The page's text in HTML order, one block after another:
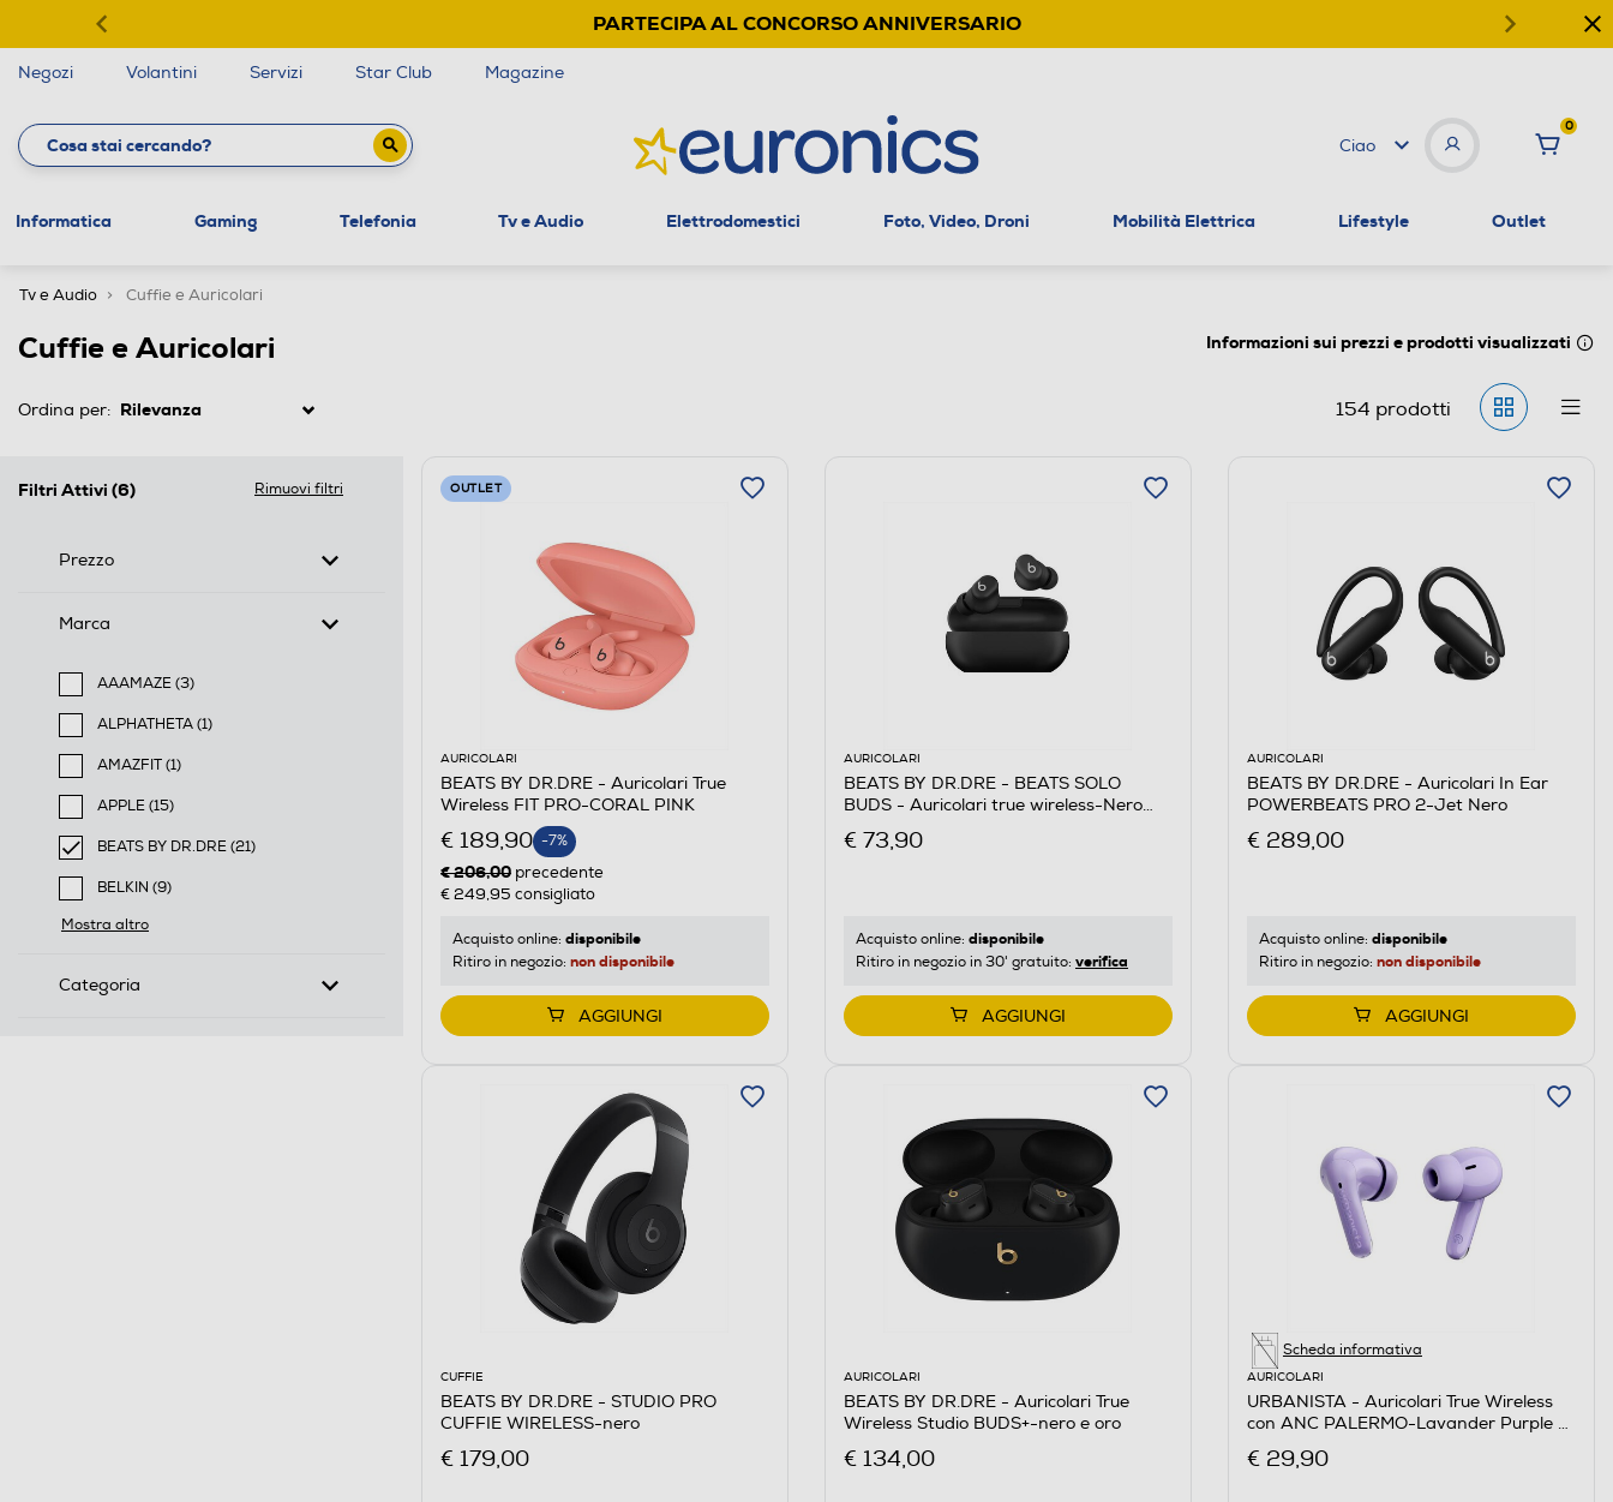
PARTECIPA AL CONCORSO ANNIVERSARIO
Negozi Volantini Servizi Star Club Magazine
Ciao
0
Informatica Gaming Telefonia Tv e Audio Elettrodomestici Foto, Video, Droni Mobilità Elettrica Lifestyle Outlet
Tv e Audio Cuffie e Auricolari
Cuffie e Auricolari Informazioni sui prezzi e prodotti visualizzati
Ordina per: 154 prodotti
Filtri Attivi (6) Rimuovi filtri
Prezzo
Marca
AAAMAZE (3)
Filtra per Marca: AAAMAZE
ALPHATHETA (1)
Filtra per Marca: ALPHATHETA
AMAZFIT (1)
Filtra per Marca: AMAZFIT
APPLE (15)
Filtra per Marca: APPLE
BEATS BY DR.DRE (21)
selected Filtro applicato per Marca: BEATS BY DR.DRE
BELKIN (9)
Filtra per Marca: BELKIN
Mostra altro
Categoria
OUTLET
AURICOLARI
BEATS BY DR.DRE - Auricolari True
Wireless FIT PRO-CORAL PINK
€ 189,90 -7%
€ 206,00 precedente
€ 249,95 consigliato
Acquisto online: disponibile
Ritiro in negozio: non disponibile
AGGIUNGI
AURICOLARI
BEATS BY DR.DRE - BEATS SOLO
BUDS - Auricolari true wireless-Nero
€ 73,90
Acquisto online: disponibile
Ritiro in negozio in 30' gratuito: verifica
AGGIUNGI
AURICOLARI
BEATS BY DR.DRE - Auricolari In Ear
POWERBEATS PRO 2-Jet Nero
€ 289,00
Acquisto online: disponibile
Ritiro in negozio: non disponibile
AGGIUNGI
CUFFIE
BEATS BY DR.DRE - STUDIO PRO
CUFFIE WIRELESS-nero
€ 179,00
AURICOLARI
BEATS BY DR.DRE - Auricolari True
Wireless Studio BUDS+-nero e oro
€ 134,00
Scheda informativa
AURICOLARI
URBANISTA - Auricolari True Wireless
con ANC PALERMO-Lavander Purple -
€ 29,90